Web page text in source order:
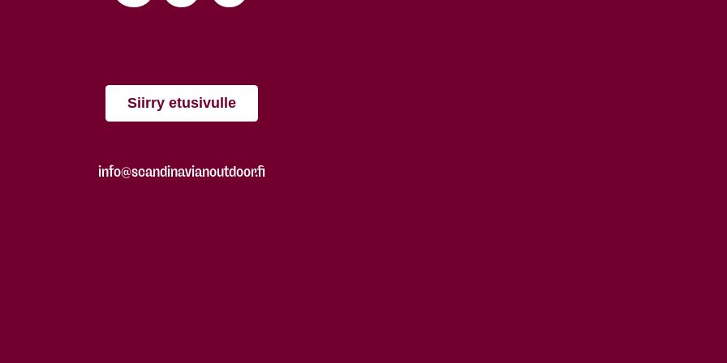
Siirry etusivulle
info@scandinavianoutdoor.fi